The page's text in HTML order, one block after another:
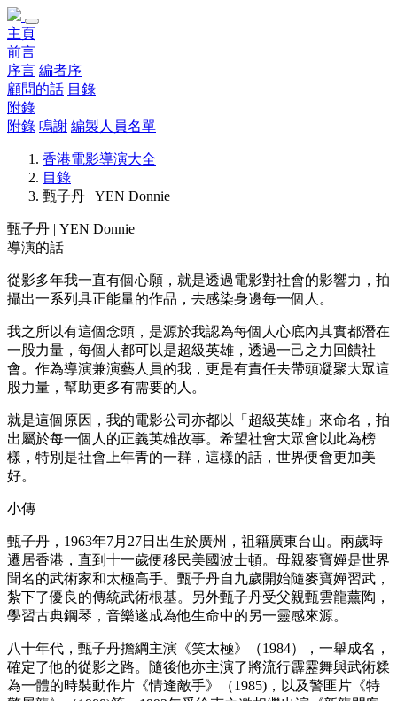
主頁
前言
序言 編者序
顧問的話 目錄
附錄
附錄 鳴謝 編製人員名單
香港電影導演大全
目錄
甄子丹 | YEN Donnie
甄子丹 | YEN Donnie
導演的話
從影多年我一直有個心願，就是透過電影對社會的影響力，拍
攝出一系列具正能量的作品，去感染身邊每一個人。
我之所以有這個念頭，是源於我認為每個人心底內其實都潛在
一股力量，每個人都可以是超級英雄，透過一己之力回饋社
會。作為導演兼演藝人員的我，更是有責任去帶頭凝聚大眾這
股力量，幫助更多有需要的人。
就是這個原因，我的電影公司亦都以「超級英雄」來命名，拍
出屬於每一個人的正義英雄故事。希望社會大眾會以此為榜
樣，特別是社會上年青的一群，這樣的話，世界便會更加美
好。
小傳
甄子丹，1963年7月27日出生於廣州，祖籍廣東台山。兩歲時
遷居香港，直到十一歲便移民美國波士頓。母親麥寶嬋是世界
聞名的武術家和太極高手。甄子丹自九歲開始隨麥寶嬋習武，
紮下了優良的傳統武術根基。另外甄子丹受父親甄雲龍薰陶，
學習古典鋼琴，音樂遂成為他生命中的另一靈感來源。
八十年代，甄子丹擔綱主演《笑太極》（1984），一舉成名，
確定了他的從影之路。隨後他亦主演了將流行霹靂舞與武術糅
為一體的時裝動作片《情逢敵手》（1985)，以及警匪片《特